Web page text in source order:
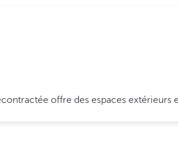
offre des espaces extérieurs